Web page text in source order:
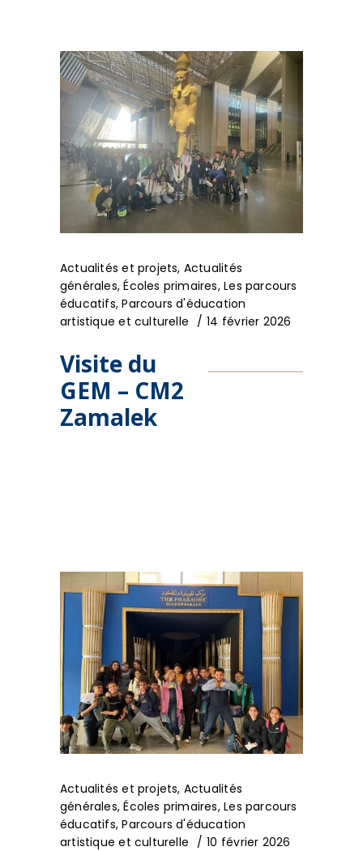
Actualités et projets, Actualités
générales,Écoles primaires,Les parcours
éducatifs,Parcours d'éducation
artistique et culturelle
14 février 2026
Visite du
GEM – CM2
Zamalek
Actualités et projets, Actualités
générales,Écoles primaires,Les parcours
éducatifs,Parcours d'éducation
artistique et culturelle
10 février 2026